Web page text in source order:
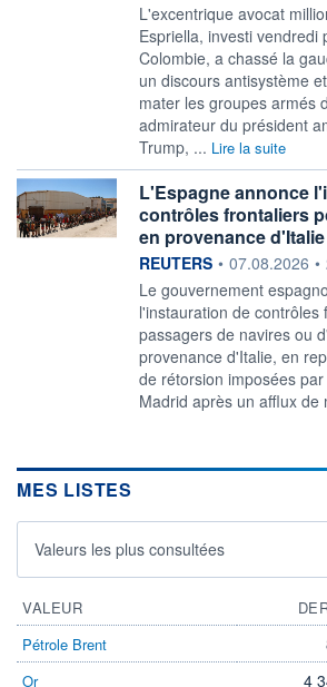
L'excentrique avocat
Espriella, investi vendredi
Colombie, a chassé la
un discours antisystème
mater les groupes armés
admirateur du président
Trump, ... Lire la suite
L'Espagne annonce
contrôles frontaliers
en provenance d'Italie
information fournie par
REUTERS • 07.08.2026 •
‌Le gouvernement
l'instauration de contrôles
passagers ​de navires ou
provenance d'Italie, en
de ‌rétorsion imposées
​Madrid ‌après un afflux de
MES LISTES
Valeurs les plus consultées
VALEUR
Pétrole Brent
Or 4